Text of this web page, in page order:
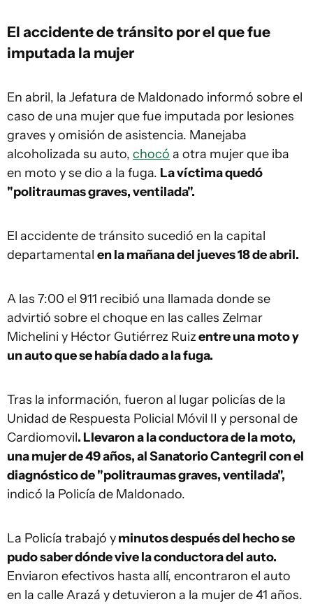
El accidente de tránsito por el que fue
imputada la mujer
En abril, la Jefatura de Maldonado informó sobre el
caso de una mujer que fue imputada por lesiones
graves y omisión de asistencia. Manejaba
alcoholizada su auto, chocó a otra mujer que iba
en moto y se dio a la fuga. La víctima quedó
"politraumas graves, ventilada".
El accidente de tránsito sucedió en la capital
departamental en la mañana del jueves 18 de abril.
A las 7:00 el 911 recibió una llamada donde se
advirtió sobre el choque en las calles Zelmar
Michelini y Héctor Gutiérrez Ruizentre una moto y
un auto que se había dado a la fuga.
Tras la información, fueron al lugar policías de la
Unidad de Respuesta Policial Móvil II y personal de
Cardiomovil. Llevaron a la conductora de la moto,
una mujer de 49 años, al Sanatorio Cantegril con el
diagnóstico de "politraumas graves, ventilada",
indicó la Policía de Maldonado.
La Policía trabajó yminutos después del hecho se
pudo saber dónde vive la conductora del auto.
Enviaron efectivos hasta allí, encontraron el auto
en la calle Arazá y detuvieron a la mujer de 41 años.